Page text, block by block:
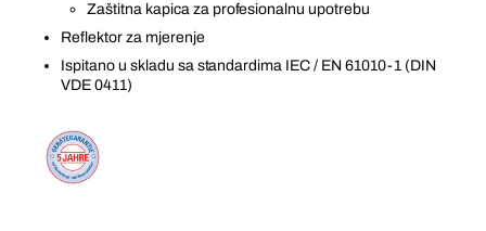
Zaštitna kapica za profesionalnu upotrebu
Reflektor za mjerenje
Ispitano u skladu sa standardima IEC / EN 61010-1 (DIN
VDE 0411)